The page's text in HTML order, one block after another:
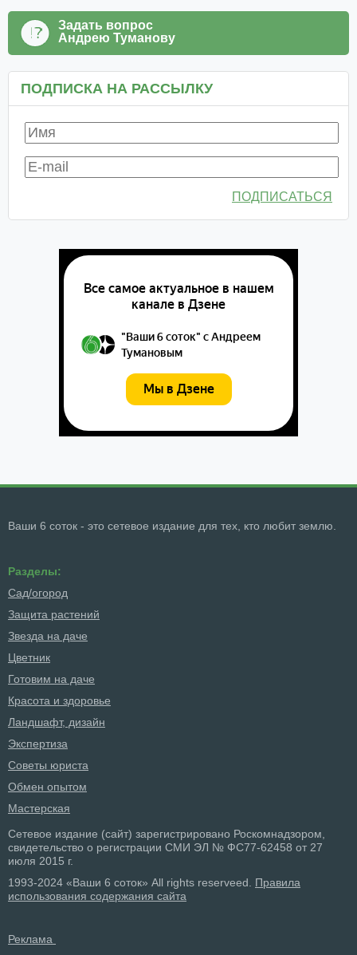
Задать вопрос
Андрею Туманову
ПОДПИСКА НА РАССЫЛКУ
ПОДПИСАТЬСЯ
Ваши 6 соток - это сетевое издание для тех, кто любит землю.
Разделы:
Сад/огород
Защита растений
Звезда на даче
Цветник
Готовим на даче
Красота и здоровье
Ландшафт, дизайн
Экспертиза
Советы юриста
Обмен опытом
Мастерская
Сетевое издание (сайт) зарегистрировано Роскомнадзором,
свидетельство о регистрации СМИ ЭЛ № ФС77-62458 от 27
июля 2015 г.
1993-2024 «Ваши 6 соток» All rights reserveed. Правила
использования содержания сайта
Реклама